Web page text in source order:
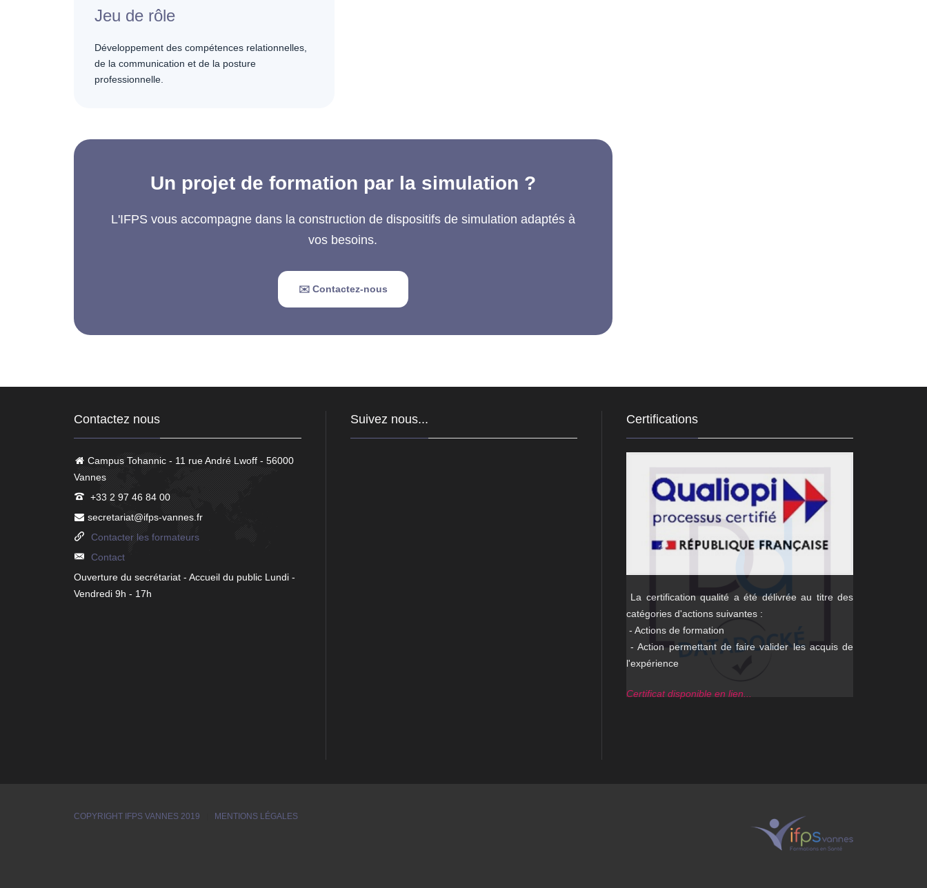
Jeu de rôle
Développement des compétences relationnelles,
de la communication et de la posture
professionnelle.
Un projet de formation par la simulation ?
L'IFPS vous accompagne dans la construction de dispositifs de simulation adaptés à
vos besoins.
✉️ Contactez-nous
Contactez nous
Campus Tohannic - 11 rue André Lwoff - 56000
Vannes
+33 2 97 46 84 00
secretariat@ifps-vannes.fr
Contacter les formateurs
Contact
Ouverture du secrétariat - Accueil du public Lundi -
Vendredi 9h - 17h
Suivez nous... Certifications
La certification qualité a été délivrée au titre des
catégories d'actions suivantes :
- Actions de formation
- Action permettant de faire valider les acquis de
l'expérience
Certificat disponible en lien...
COPYRIGHT IFPS VANNES 2019 MENTIONS LÉGALES